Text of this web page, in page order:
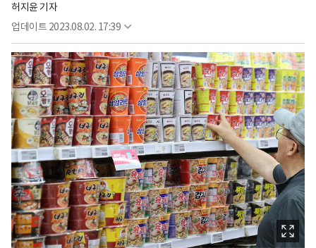
허지윤 기자
업데이트 2023.08.02. 17:39